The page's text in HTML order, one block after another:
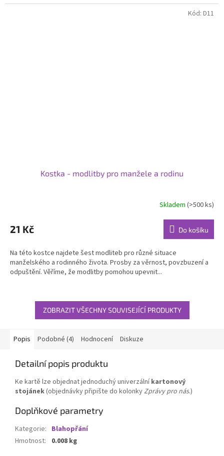
Kostka - modlitby pro manžele a rodinu
Skladem (>500 ks)
21 Kč Do košíku
Na této kostce najdete šest modliteb pro různé situace
manželského a rodinného života. Prosby za věrnost, povzbuzení a
odpuštění. Věříme, že modlitby pomohou upevnit...
Kód: D11
ZOBRAZIT VŠECHNY SOUVISEJÍCÍ PRODUKTY
Popis Podobné (4) Hodnocení Diskuze
Detailní popis produktu
Ke kartě lze objednat jednoduchý univerzálníkartonový
stojánek(objednávky připište do kolonkyZprávy pro nás.)
Doplňkové parametry
Kategorie: Blahopřání
Hmotnost: 0.008 kg